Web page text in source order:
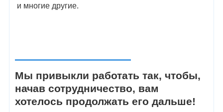
и многие другие.
Мы привыкли работать так, чтобы,
начав сотрудничество, вам
хотелось продолжать его дальше!